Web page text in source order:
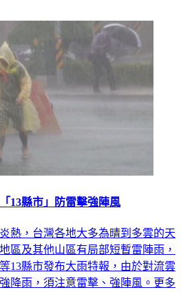
13縣市」防雷擊強陣風
熱，台灣各地大多為晴到多雲的天
區及其他山區有局部短暫雷陣雨，
13縣市發布大雨特報，由於對流雲
降雨，須注意雷擊、強陣風。更多